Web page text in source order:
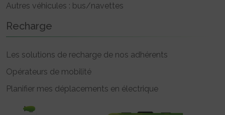
Autres véhicules : bus/navettes
Recharge
Les solutions de recharge de nos adhérents
Opérateurs de mobilité
Planifier mes déplacements en électrique